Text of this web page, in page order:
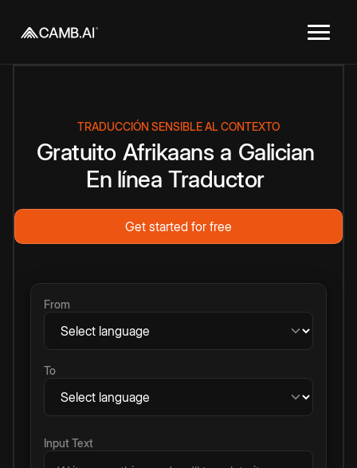
TRADUCCIÓN SENSIBLE AL CONTEXTO
Gratuito Afrikaans a Galician
En línea Traductor
Get started for free
From
To
Input Text